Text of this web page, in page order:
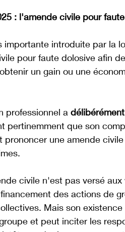
: l'amende civile pour
introduite par la
pour faute dolosive afin
un gain ou une
professionnel a délibérément
pertinemment que son
prononcer une amende
civile n'est pas versé
des actions de
Mais son
et peut inciter les